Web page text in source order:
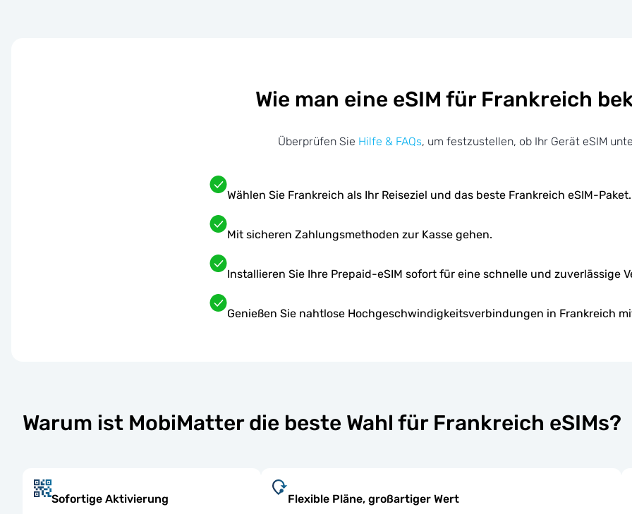
Wie man eine eSIM für Frankreich
Überprüfen Sie Hilfe & FAQs, um festzustellen, ob Ihr Gerät eSIM
Wählen Sie Frankreich als Ihr Reiseziel und das beste Frankreich eSIM-Paket.
Mit sicheren Zahlungsmethoden zur Kasse gehen.
Installieren Sie Ihre Prepaid-eSIM sofort für eine schnelle und zuverlässige
Genießen Sie nahtlose Hochgeschwindigkeitsverbindungen in Frankreich
Warum ist MobiMatter die beste Wahl für Frankreich eSIMs?
Sofortige Aktivierung Flexible Pläne, großartiger Wert